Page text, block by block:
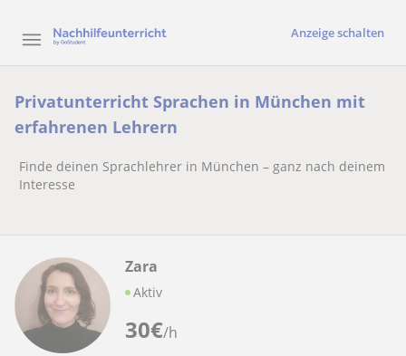
Anzeige schalten
Privatunterricht Sprachen in München mit
erfahrenen Lehrern
Finde deinen Sprachlehrer in München – ganz nach deinem
Interesse
30€/h
Zara
Aktiv